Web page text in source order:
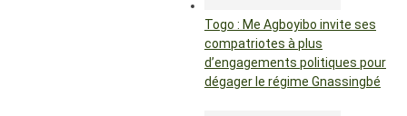
Togo : Me Agboyibo invite ses
compatriotes à plus
d’engagements politiques pour
dégager le régime Gnassingbé